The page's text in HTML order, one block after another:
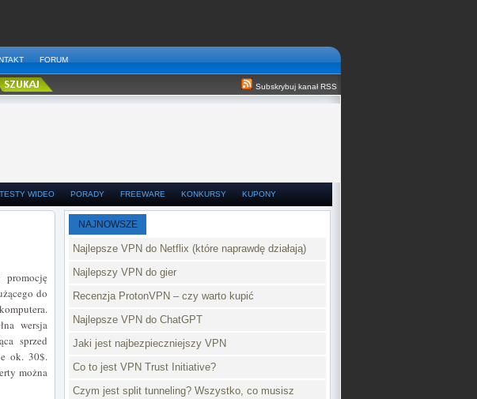
FORUM
Subskrybuj kanał RSS
TESTY WIDEO PORADY FREEWARE KONKURSY KUPONY
do
wersja
sprzed
ok. 30$.
można
NAJNOWSZE
Najlepsze VPN do Netflix (które naprawdę działają)
Najlepszy VPN do gier
Recenzja ProtonVPN – czy warto kupić
Najlepsze VPN do ChatGPT
Jaki jest najbezpieczniejszy VPN
Co to jest VPN Trust Initiative?
Czym jest split tunneling? Wszystko, co musisz